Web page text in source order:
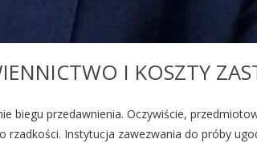
I KOSZTY
biegu przedawnienia. Oczywiście,
rzadkości. Instytucja zawezwania do próby